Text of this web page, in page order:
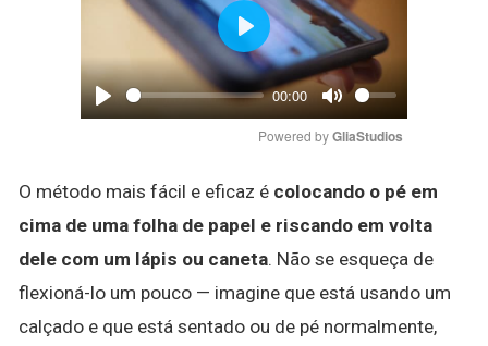
Play
00:00
Mute
Play
Powered by GliaStudios
O método mais fácil e eficaz é colocando o pé em
cima de uma folha de papel e riscando em volta
dele com um lápis ou caneta. Não se esqueça de
flexioná-lo um pouco — imagine que está usando um
calçado e que está sentado ou de pé normalmente,